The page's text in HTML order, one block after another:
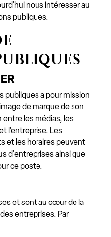
nous intéresser au
publiques.
publiques a pour mission
de marque de son
entre les médias, les
l’entreprise. Les
et les horaires peuvent
d'entreprises ainsi que
ce poste.
et sont au cœur de la
entreprises. Par